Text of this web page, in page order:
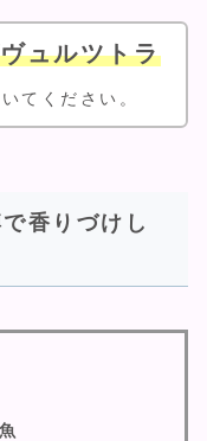
ュルツトラ
てください。
香りづけし